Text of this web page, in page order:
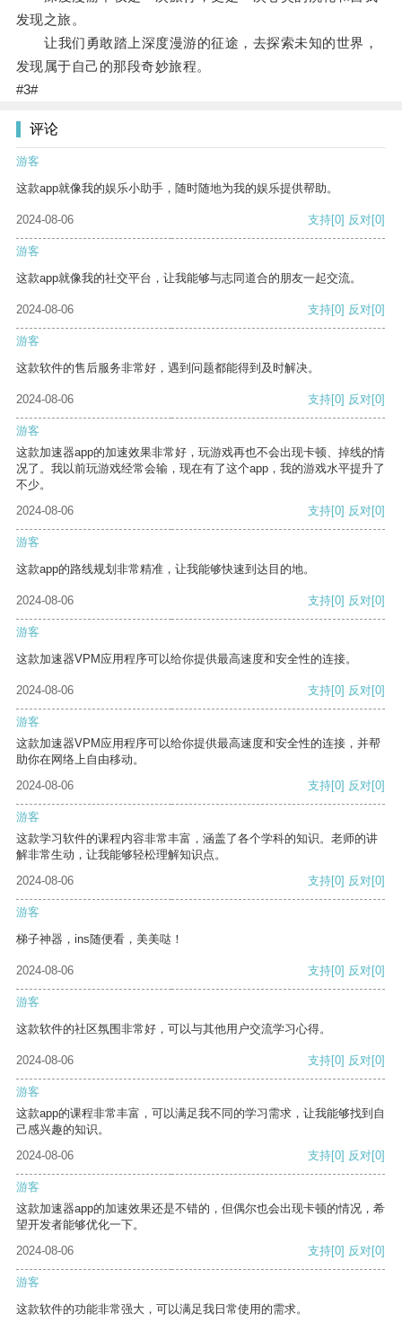
发现之旅。
让我们勇敢踏上深度漫游的征途，去探索未知的世界，
发现属于自己的那段奇妙旅程。
#3#
评论
游客
这款app就像我的娱乐小助手，随时随地为我的娱乐提供帮助。
2024-08-06 支持[0] 反对[0]
游客
这款app就像我的社交平台，让我能够与志同道合的朋友一起交流。
2024-08-06 支持[0] 反对[0]
游客
这款软件的售后服务非常好，遇到问题都能得到及时解决。
2024-08-06 支持[0] 反对[0]
游客
这款加速器app的加速效果非常好，玩游戏再也不会出现卡顿、掉线的情
况了。我以前玩游戏经常会输，现在有了这个app，我的游戏水平提升了
不少。
2024-08-06
支持[0] 反对[0]
游客
这款app的路线规划非常精准，让我能够快速到达目的地。
2024-08-06 支持[0] 反对[0]
游客
这款加速器VPM应用程序可以给你提供最高速度和安全性的连接。
2024-08-06 支持[0] 反对[0]
游客
这款加速器VPM应用程序可以给你提供最高速度和安全性的连接，并帮
助你在网络上自由移动。
2024-08-06
支持[0] 反对[0]
游客
这款学习软件的课程内容非常丰富，涵盖了各个学科的知识。老师的讲
解非常生动，让我能够轻松理解知识点。
2024-08-06
支持[0] 反对[0]
游客
梯子神器，ins随便看，美美哒！
2024-08-06 支持[0] 反对[0]
游客
这款软件的社区氛围非常好，可以与其他用户交流学习心得。
2024-08-06 支持[0] 反对[0]
游客
这款app的课程非常丰富，可以满足我不同的学习需求，让我能够找到自
己感兴趣的知识。
2024-08-06
支持[0] 反对[0]
游客
这款加速器app的加速效果还是不错的，但偶尔也会出现卡顿的情况，希
望开发者能够优化一下。
2024-08-06
支持[0] 反对[0]
游客
这款软件的功能非常强大，可以满足我日常使用的需求。